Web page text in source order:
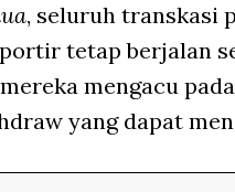
, seluruh transkasi
tetap berjalan
mengacu
yang dapat